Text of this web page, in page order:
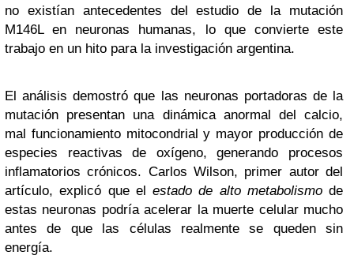
no existían antecedentes del estudio de la mutación
M146L en neuronas humanas, lo que convierte este
trabajo en un hito para la investigación argentina.
El análisis demostró que las neuronas portadoras de la
mutación presentan una dinámica anormal del calcio,
mal funcionamiento mitocondrial y mayor producción de
especies reactivas de oxígeno, generando procesos
inflamatorios crónicos. Carlos Wilson, primer autor del
artículo, explicó que el estado de alto metabolismode
estas neuronas podría acelerar la muerte celular mucho
antes de que las células realmente se queden sin
energía.